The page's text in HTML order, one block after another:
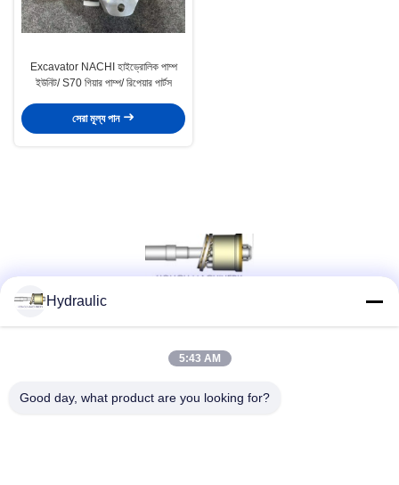
Excavator NACHI হাইড্রোলিক পাম্প
ইউনিট/ S70 গিয়ার পাম্প/ রিপেয়ার পার্টস
সেরা মূল্য পান
Hydraulic
5:43 AM
Good day, what product are you looking for?